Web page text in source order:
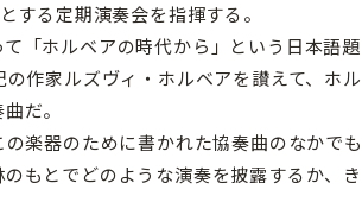
する定期演奏会を指揮する。
「ホルベアの時代から」という日本語題
作家ルズヴィ・ホルベアを讃えて、ホル
だ。
楽器のために書かれた協奏曲のなかでも
もとでどのような演奏を披露するか、き